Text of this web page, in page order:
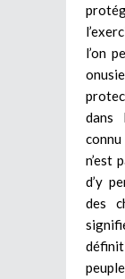
l’on
dans
n’est
d’y
des